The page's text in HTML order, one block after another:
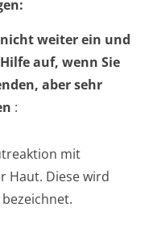
weiter ein und
auf, wenn Sie
aber sehr
:
mit
Haut. Diese wird
bezeichnet.